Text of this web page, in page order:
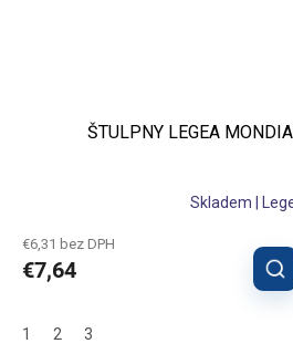
ŠTULPNY LEGEA
Skladem |
€6,31 bez DPH
€7,64
1 2 3